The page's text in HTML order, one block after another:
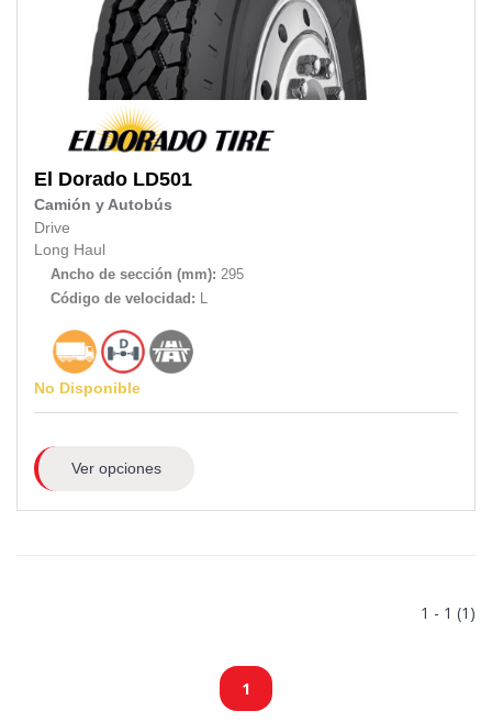
El Dorado LD501
Camión y Autobús
Drive
Long Haul
Ancho de sección (mm): 295
Código de velocidad: L
No Disponible
Ver opciones
1 - 1 (1)
1